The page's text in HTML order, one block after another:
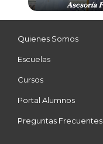
Quienes Somos
Escuelas
Cursos
Portal Alumnos
Preguntas Frecuentes